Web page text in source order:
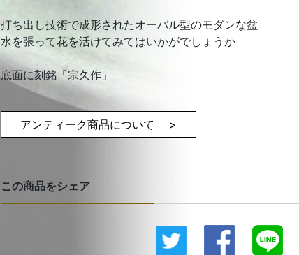
打ち出し技術で成形されたオーバル型のモダンな盆
水を張って花を活けてみてはいかがでしょうか
底面に刻銘「宗久作」
アンティーク商品について >
この商品をシェア